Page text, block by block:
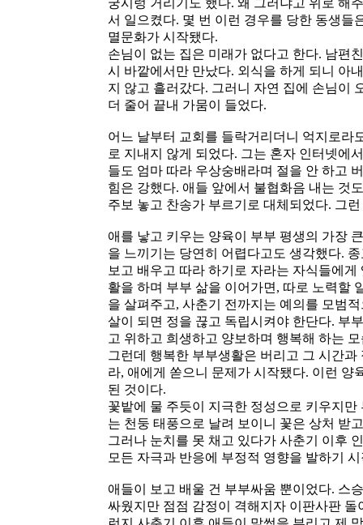
궁시렁 거리기도 했다. 왜 그러냐고 위로 해
서 일으켰다. 몇 번 이런 경우를 당한 동생들
멸문화가 시작됐다.
손님이 없는 집은 미래가 없다고 한다. 남편
시 바깥에서만 만났다. 외식을 하게 되니 아
지 않고 흘러갔다. 그러니 자연 집에 손님이
더 줄어 끝내 가뭄이 들었다.
어느 날부터 교회를 들락거리더니 억지로라
로 지내지 않게 되었다. 그는 혼자 인터넷에
들도 엄마 따라 우상숭배라며 절을 안 하고
힘은 강했다. 애들 앞에서 불협화음 내는 것
주보 놓고 찬송가 부르기로 대체되었다. 그
애를 낳고 키우는 양육이 부부 평생의 가장
을 느끼기는 당연히 어렵다고도 생각했다.
보고 배우고 따라 하기로 자라는 자식들에
활을 하며 부부 삶을 이어가면, 따로 노력할
을 살펴주고, 사춘기 전까지는 예의를 모범
살이 되면 정을 끊고 독립시켜야 한단다. 부
고 위하고 희생하고 양보하며 행복해 하는
그런데 행복한 부부생활은 버리고 그 시간
라, 애에게 쏟으니 문제가 시작됐다. 이런
된 것이다.
꽃밭에 물 주듯이 지극한 정성으로 키우지
는 천둥 태풍으로 날려 보이니 꽃은 상처 받
그러나 눈치를 못 채고 있다가 사춘기 이후
모든 자극과 반응에 부정적 영향을 발하기
애들이 보고 배울 건 부부싸움 뿐이었다. 스
싸웠지만 점점 감정이 격해지자 이판사판